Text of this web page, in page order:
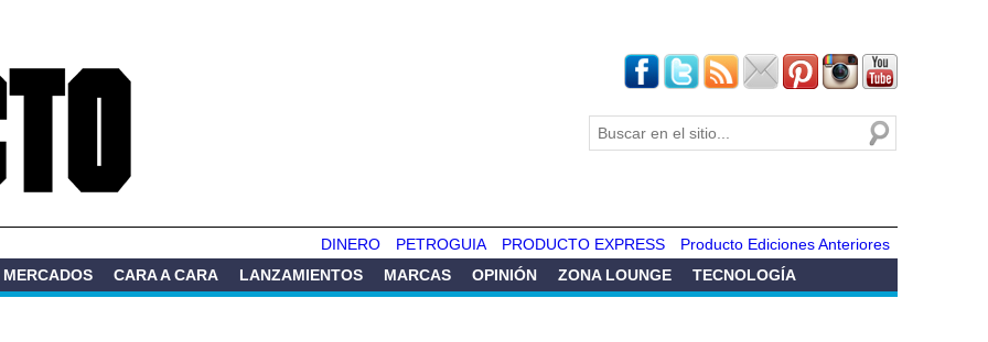
búsqueda
Buscar
Producto Ediciones Anteriores
PRODUCTO EXPRESS
PETROGUIA
DINERO
MERCADOS
CARA A CARA LANZAMIENTOS MARCAS OPINIÓN ZONA LOUNGE TECNOLOGÍA